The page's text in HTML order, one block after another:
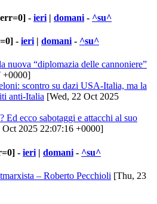
- ieri | domani - ^su^
- ieri | domani - ^su^
nuova “diplomazia delle cannoniere”
+0000]
scontro su dazi USA-Italia, ma la
anti-Italia [Wed, 22 Oct 2025
Ed ecco sabotaggi e attacchi al suo
Oct 2025 22:07:16 +0000]
- ieri | domani - ^su^
– Roberto Pecchioli [Thu, 23